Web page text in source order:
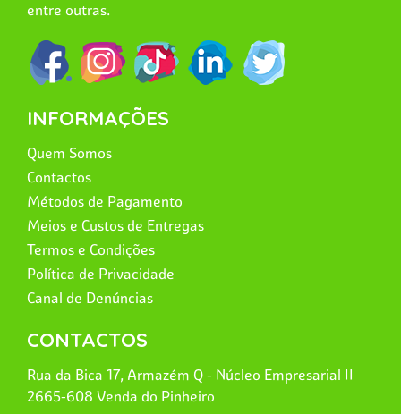
entre outras.
INFORMAÇÕES
Quem Somos
Contactos
Métodos de Pagamento
Meios e Custos de Entregas
Termos e Condições
Política de Privacidade
Canal de Denúncias
CONTACTOS
Rua da Bica 17, Armazém Q - Núcleo Empresarial II
2665-608 Venda do Pinheiro